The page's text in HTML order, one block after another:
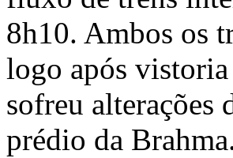
8h10. Ambos os
logo após
sofreu alterações
prédio da